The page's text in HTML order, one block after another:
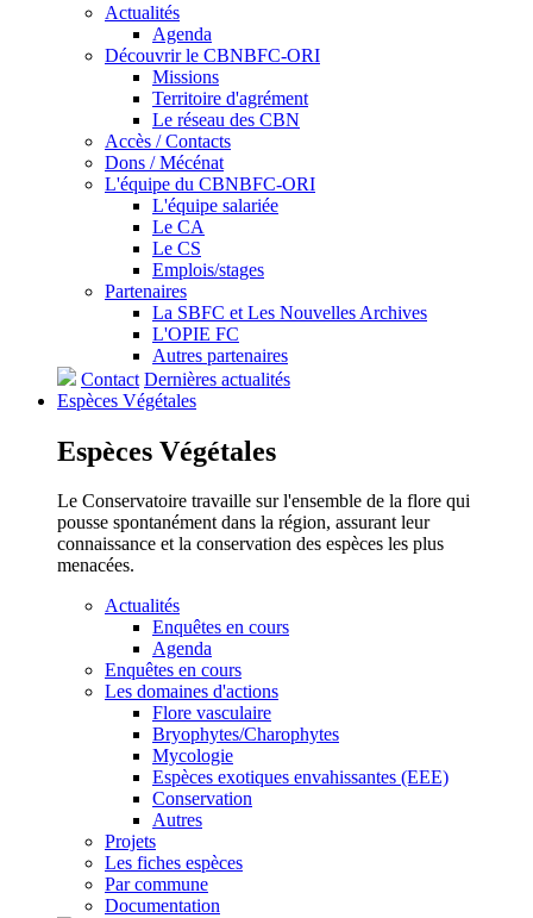
Actualités
Agenda
Découvrir le CBNBFC-ORI
Missions
Territoire d'agrément
Le réseau des CBN
Accès / Contacts
Dons / Mécénat
L'équipe du CBNBFC-ORI
L'équipe salariée
Le CA
Le CS
Emplois/stages
Partenaires
La SBFC et Les Nouvelles Archives
L'OPIE FC
Autres partenaires
Contact Dernières actualités
Espèces Végétales
Espèces Végétales
Le Conservatoire travaille sur l'ensemble de la flore qui
pousse spontanément dans la région, assurant leur
connaissance et la conservation des espèces les plus
menacées.
Actualités
Enquêtes en cours
Agenda
Enquêtes en cours
Les domaines d'actions
Flore vasculaire
Bryophytes/Charophytes
Mycologie
Espèces exotiques envahissantes (EEE)
Conservation
Autres
Projets
Les fiches espèces
Par commune
Documentation